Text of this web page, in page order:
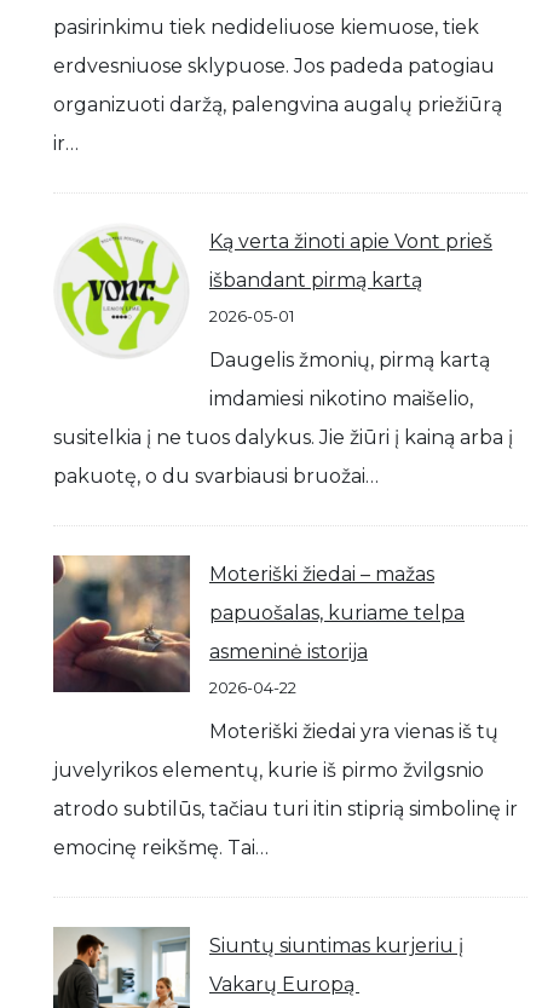
pasirinkimu tiek nedideliuose kiemuose, tiek
erdvesniuose sklypuose. Jos padeda patogiau
organizuoti daržą, palengvina augalų priežiūrą
ir…
Ką verta žinoti apie Vont prieš
išbandant pirmą kartą
2026-05-01
Daugelis žmonių, pirmą kartą
imdamiesi nikotino maišelio,
susitelkia į ne tuos dalykus. Jie žiūri į kainą arba į
pakuotę, o du svarbiausi bruožai…
Moteriški žiedai – mažas
papuošalas, kuriame telpa
asmeninė istorija
2026-04-22
Moteriški žiedai yra vienas iš tų
juvelyrikos elementų, kurie iš pirmo žvilgsnio
atrodo subtilūs, tačiau turi itin stiprią simbolinę ir
emocinę reikšmę. Tai…
Siuntų siuntimas kurjeriu į
Vakarų Europą